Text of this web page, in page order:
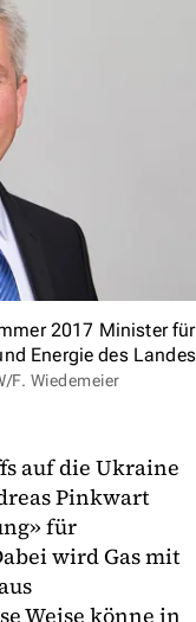
2017 Minister für
Energie des Landes
F. Wiedemeier
auf die Ukraine
Pinkwart
für
wird Gas mit
Weise könne in